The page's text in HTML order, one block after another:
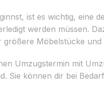
ist es wichtig, eine
werden müssen.
Möbelstücke
Umzugstermin mit
Sie können dir bei